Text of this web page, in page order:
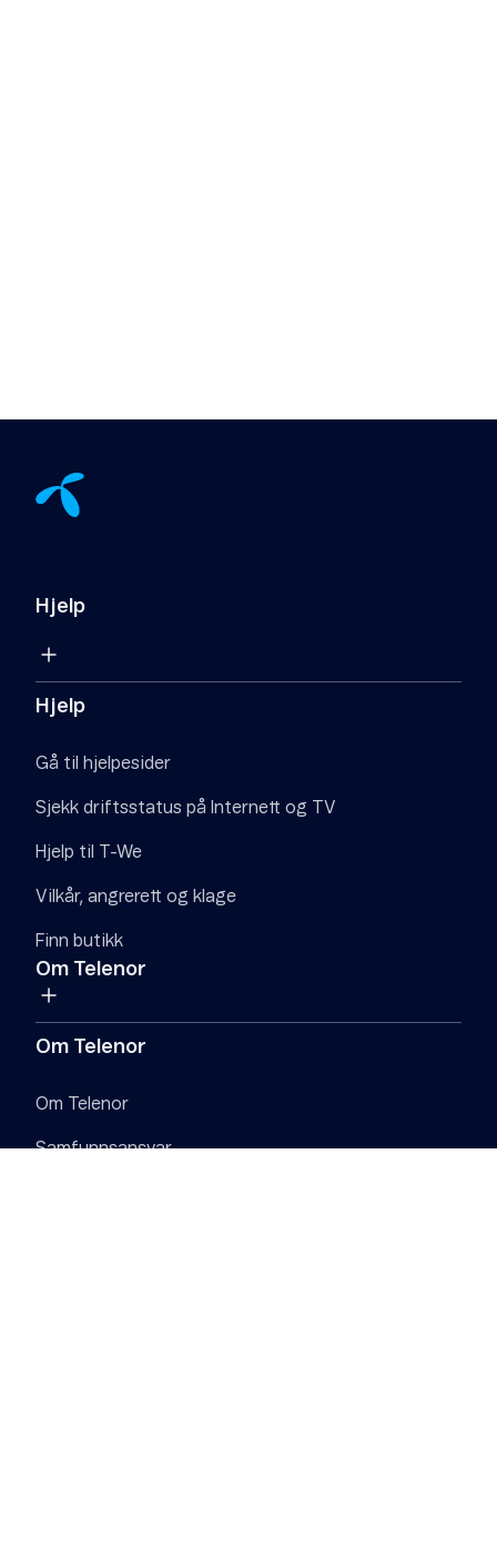
Hjelp
Hjelp
Gå til hjelpesider
Sjekk driftsstatus på Internett og TV
Hjelp til T-We
Vilkår, angrerett og klage
Finn butikk
Om Telenor
Om Telenor
Om Telenor
Samfunnsansvar